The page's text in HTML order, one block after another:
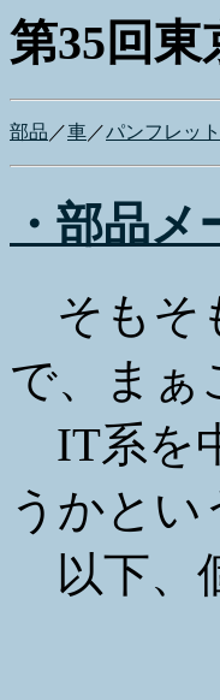
第35回
部品 ／車 ／パンフレット
・部品
そもそ
で、まぁ
IT系を
うかとい
以下、